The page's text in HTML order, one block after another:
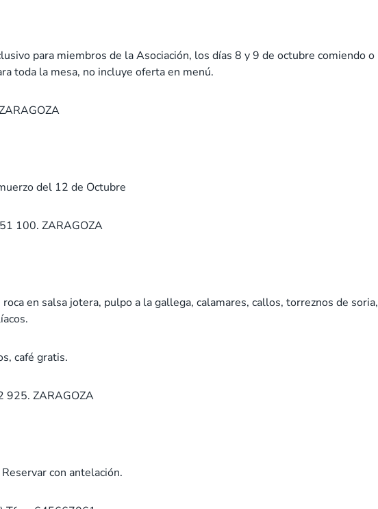
para miembros de la Asociación, los días 8 y 9 de octubre comiendo o
toda la mesa, no incluye oferta en menú.
del 12 de Octubre
100. ZARAGOZA
en salsa jotera, pulpo a la gallega, calamares, callos, torreznos de soria,
café gratis.
925. ZARAGOZA
con antelación.